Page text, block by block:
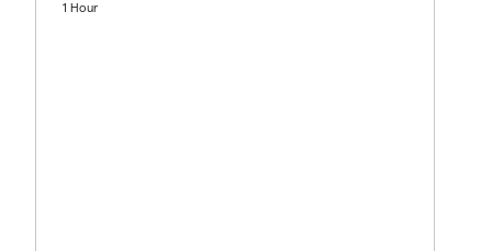
1 Hour